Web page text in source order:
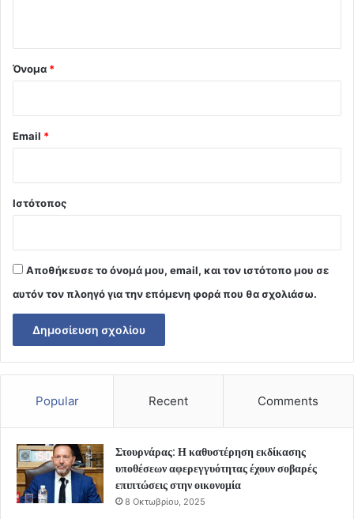
Όνομα *
Email *
Ιστότοπος
Αποθήκευσε το όνομά μου, email, και τον ιστότοπο μου σε
αυτόν τον πλοηγό για την επόμενη φορά που θα σχολιάσω.
Popular Recent Comments
Στουρνάρας: Η καθυστέρηση εκδίκασης
υποθέσεων αφερεγγυότητας έχουν σοβαρές
επιπτώσεις στην οικονομία
8 Οκτωβρίου, 2025